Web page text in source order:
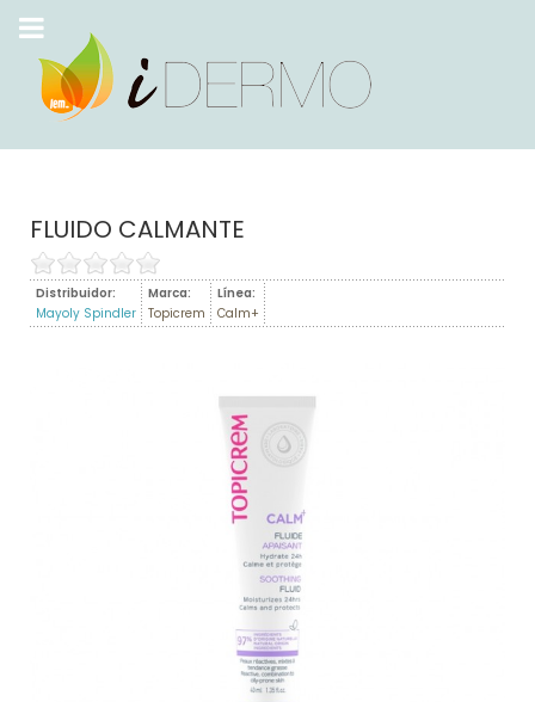
FLUIDO CALMANTE
Distribuidor:
Mayoly Spindler
Marca:
Topicrem
Línea:
Calm+